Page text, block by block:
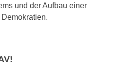
und der Aufbau einer